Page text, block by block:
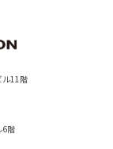
11階
階